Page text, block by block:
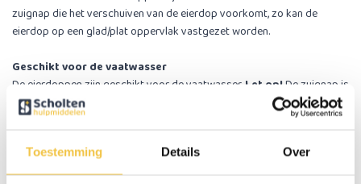
Toestemming Details Over
zuignap die het verschuiven van de eierdop voorkomt, zo kan de
eierdop op een glad/plat oppervlak vastgezet worden.
Geschikt voor de vaatwasser
De eierdoppen zijn geschikt voor de vaatwasser. Let op!De zuignap is
niet geschikt voor de vaatwasser, deze dient u er dan af te halen.
De eierdoppen met de felle rode kleur werken bevorderend voor
patiënten met Alzheimer. Wetenschappelijk onderzoek heeft